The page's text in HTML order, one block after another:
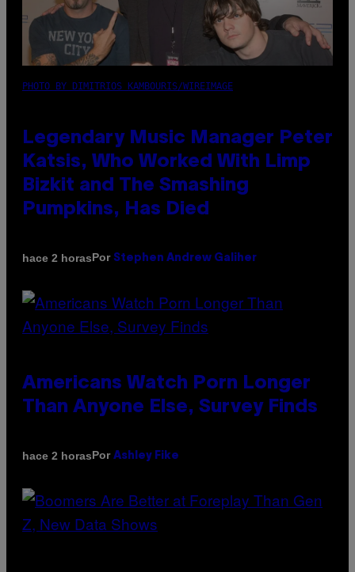
PHOTO BY DIMITRIOS KAMBOURIS/WIREIMAGE
Legendary Music Manager Peter
Katsis, Who Worked With Limp
Bizkit and The Smashing
Pumpkins, Has Died
hace 2 horasPor Stephen Andrew Galiher
Americans Watch Porn Longer
Than Anyone Else, Survey Finds
hace 2 horasPor Ashley Fike